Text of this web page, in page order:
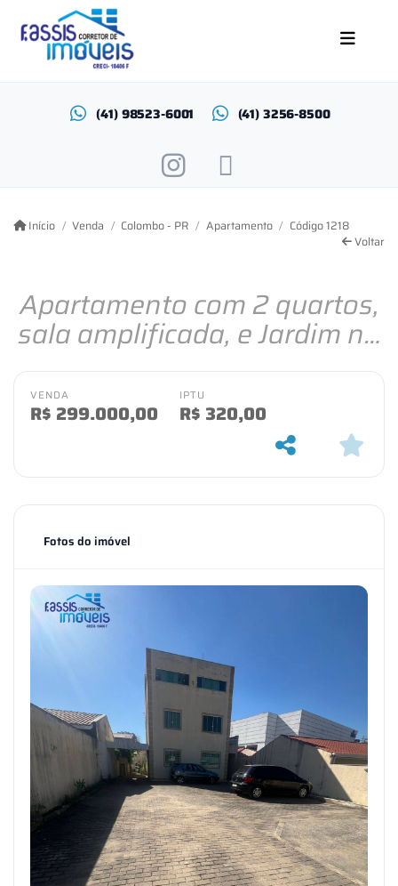
(41) 98523-6001 (41) 3256-8500
Início Venda Colombo - PR Apartamento
Código 1218
Voltar
Apartamento com 2 quartos,
sala amplificada, e Jardim no
Bairro Rio Verde
VENDA
R$ 299.000,00
IPTU
R$ 320,00
Fotos do imóvel